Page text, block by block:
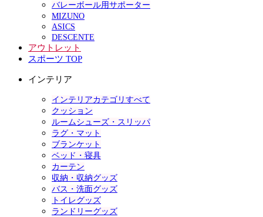
バレーボール用サポーター
MIZUNO
ASICS
DESCENTE
アウトレット
スポーツ TOP
インテリア
インテリアカテゴリすべて
クッション
ルームシューズ・スリッパ
ラグ・マット
ブランケット
ベッド・寝具
カーテン
収納・収納グッズ
バス・洗面グッズ
トイレグッズ
ランドリーグッズ